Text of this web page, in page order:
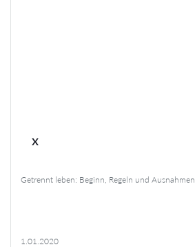
x
Getrennt leben: Beginn, Regeln und Ausnahmen
1.01.2020